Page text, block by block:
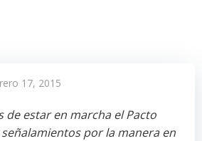
17, 2015
de estar en marcha el Pacto
por la manera en